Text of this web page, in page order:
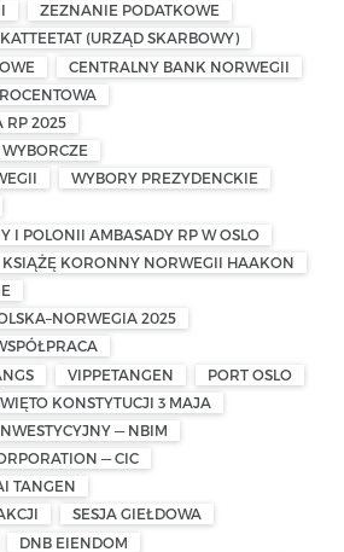
ZEZNANIE PODATKOWE
(URZĄD SKARBOWY)
CENTRALNY BANK NORWEGII
RP 2025
WYBORY PREZYDENCKIE
I POLONII AMBASADY RP W OSLO
KSIĄŻĘ KORONNY NORWEGII HAAKON
2025
VIPPETANGEN
PORT OSLO
KONSTYTUCJI 3 MAJA
— NBIM
— CIC
TANGEN
SESJA GIEŁDOWA
DNB EIENDOM